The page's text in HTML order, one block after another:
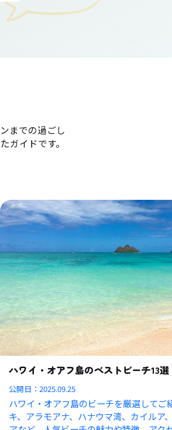
までの過ごし
ガイドです。
ハワイ・オアフ島のベストビーチ13選
公開日：2025.09.25
ハワイ・オアフ島のビーチを厳選してご
キ、アラモアナ、ハナウマ湾、カイルア